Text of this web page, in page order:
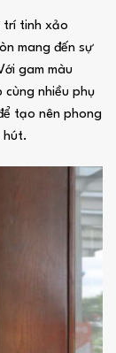
trí tinh xảo
mang đến sự
gam màu
nhiều phụ
tạo nên phong
hút.